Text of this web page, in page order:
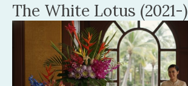
The White Lotus (2021-)